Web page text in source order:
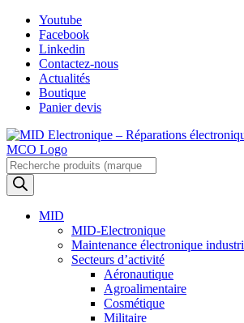
Skip
content
Youtube
Facebook
Linkedin
Contactez-nous
Actualités
Boutique
Panier devis
Recherche
de
produits
MID
MID-Electronique
Maintenance électronique
Secteurs d’activité
Aéronautique
Agroalimentaire
Cosmétique
Militaire